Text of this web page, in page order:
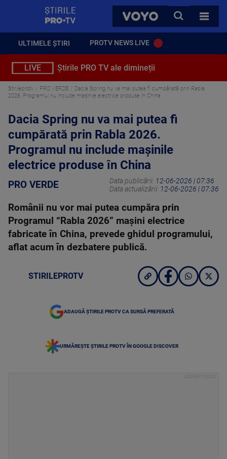
VOYO
CAUTA
TOATE
ULTIMELE ȘTIRI PROTV NEWS LIVE
LIVE Știrile PRO TV ale dimineții
Stirileprotv PRO VERDE
Dacia Spring nu va mai putea fi cumpărată prin Rabla
2026. Programul nu include mașinile electrice produse în China
Dacia Spring nu va mai putea fi
cumpărată prin Rabla 2026.
Programul nu include mașinile
electrice produse în China
PRO VERDE Data publicării: 12-06-2026 | 07:36
Data actualizării: 12-06-2026 | 07:36
Românii nu vor mai putea cumpăra prin
Programul “Rabla 2026” mașini electrice
fabricate în China, prevede ghidul programului,
aflat acum în dezbatere publică.
STIRILEPROTV
ADAUGĂ ȘTIRILE PROTV CA SURSĂ PREFERATĂ
URMĂREȘTE ȘTIRILE PROTV ÎN GOOGLE DISCOVER